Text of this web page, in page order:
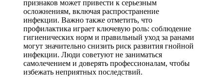
признаков может привести к серьезным
осложнениям, включая распространение
инфекции. Важно также отметить, что
профилактика играет ключевую роль: соблюдение
гигиенических норм и правильный уход за ранами
могут значительно снизить риск развития гнойной
инфекции. Люди советуют не заниматься
самолечением и доверять профессионалам, чтобы
избежать неприятных последствий.